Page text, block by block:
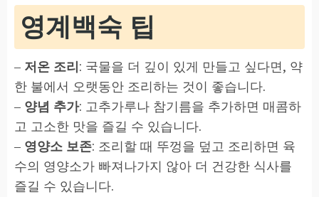
영계백숙 팁
– 저온 조리: 국물을 더 깊이 있게 만들고 싶다면, 약
한 불에서 오랫동안 조리하는 것이 좋습니다.
– 양념 추가: 고추가루나 참기름을 추가하면 매콤하
고 고소한 맛을 즐길 수 있습니다.
– 영양소 보존: 조리할 때 뚜껑을 덮고 조리하면 육
수의 영양소가 빠져나가지 않아 더 건강한 식사를
즐길 수 있습니다.